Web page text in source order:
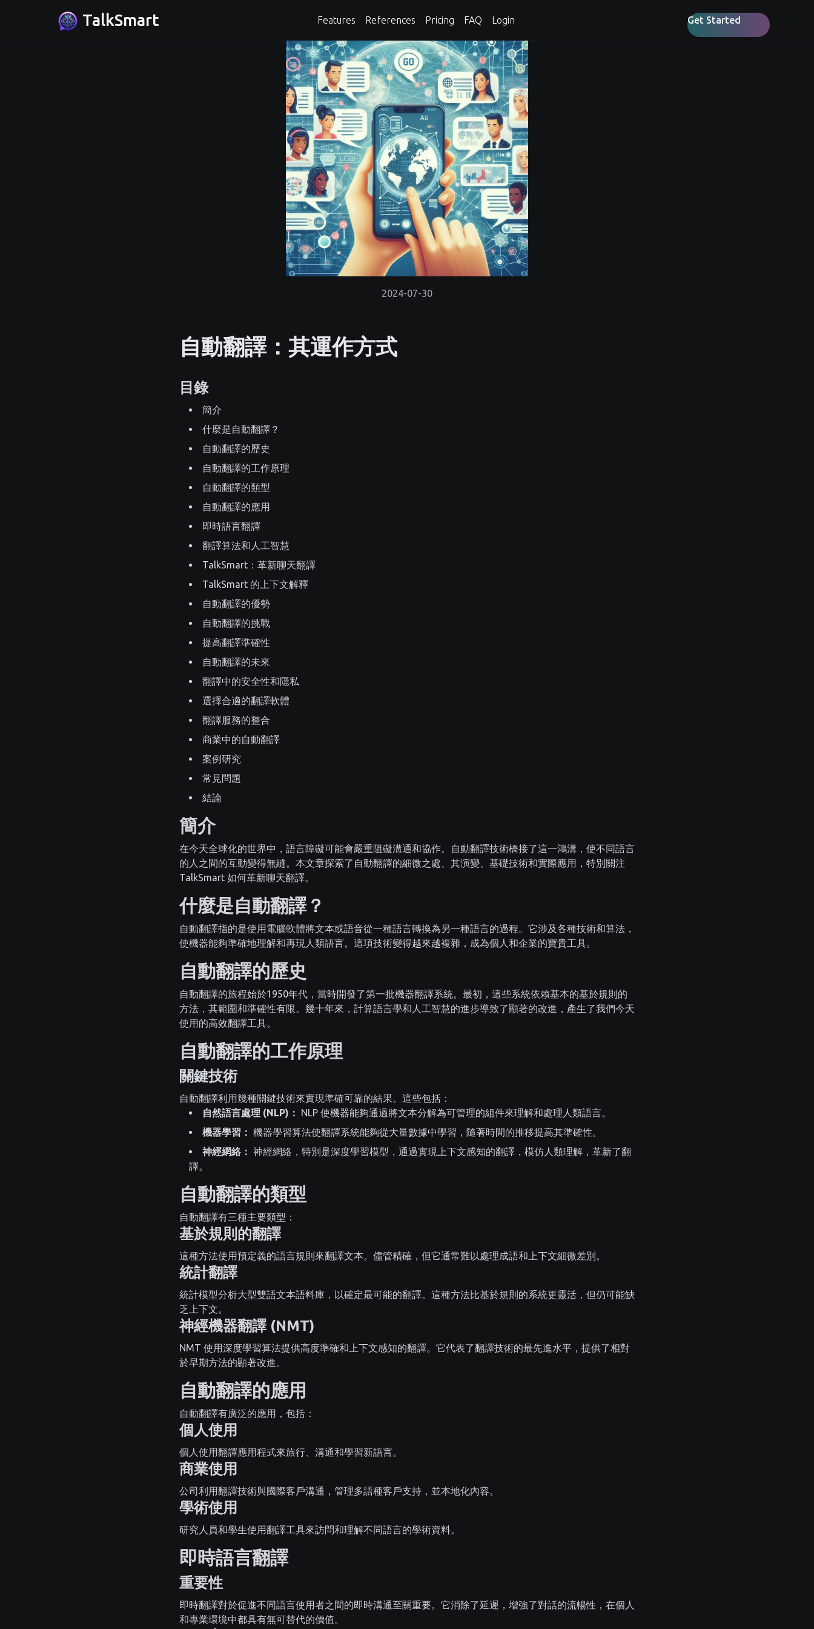
TalkSmart Features References Pricing FAQ Login Get Started
2024-07-30
自動翻譯：其運作方式
目錄
簡介
什麼是自動翻譯？
自動翻譯的歷史
自動翻譯的工作原理
自動翻譯的類型
自動翻譯的應用
即時語言翻譯
翻譯算法和人工智慧
TalkSmart：革新聊天翻譯
TalkSmart 的上下文解釋
自動翻譯的優勢
自動翻譯的挑戰
提高翻譯準確性
自動翻譯的未來
翻譯中的安全性和隱私
選擇合適的翻譯軟體
翻譯服務的整合
商業中的自動翻譯
案例研究
常見問題
結論
簡介
在今天全球化的世界中，語言障礙可能會嚴重阻礙溝通和協作。自動翻譯技術橋接了這一鴻溝，使不同語言
的人之間的互動變得無縫。本文章探索了自動翻譯的細微之處、其演變、基礎技術和實際應用，特別關注
TalkSmart 如何革新聊天翻譯。
什麼是自動翻譯？
自動翻譯指的是使用電腦軟體將文本或語音從一種語言轉換為另一種語言的過程。它涉及各種技術和算法，
使機器能夠準確地理解和再現人類語言。這項技術變得越來越複雜，成為個人和企業的寶貴工具。
自動翻譯的歷史
自動翻譯的旅程始於1950年代，當時開發了第一批機器翻譯系統。最初，這些系統依賴基本的基於規則的
方法，其範圍和準確性有限。幾十年來，計算語言學和人工智慧的進步導致了顯著的改進，產生了我們今天
使用的高效翻譯工具。
自動翻譯的工作原理
關鍵技術
自動翻譯利用幾種關鍵技術來實現準確可靠的結果。這些包括：
自然語言處理 (NLP)：
NLP 使機器能夠通過將文本分解為可管理的組件來理解和處理人類語言。
機器學習： 機器學習算法使翻譯系統能夠從大量數據中學習，隨著時間的推移提高其準確性。
神經網絡： 神經網絡，特別是深度學習模型，通過實現上下文感知的翻譯，模仿人類理解，革新了翻
譯。
自動翻譯的類型
自動翻譯有三種主要類型：
基於規則的翻譯
這種方法使用預定義的語言規則來翻譯文本。儘管精確，但它通常難以處理成語和上下文細微差別。
統計翻譯
統計模型分析大型雙語文本語料庫，以確定最可能的翻譯。這種方法比基於規則的系統更靈活，但仍可能缺
乏上下文。
神經機器翻譯 (NMT)
NMT 使用深度學習算法提供高度準確和上下文感知的翻譯。它代表了翻譯技術的最先進水平，提供了相對
於早期方法的顯著改進。
自動翻譯的應用
自動翻譯有廣泛的應用，包括：
個人使用
個人使用翻譯應用程式來旅行、溝通和學習新語言。
商業使用
公司利用翻譯技術與國際客戶溝通，管理多語種客戶支持，並本地化內容。
學術使用
研究人員和學生使用翻譯工具來訪問和理解不同語言的學術資料。
即時語言翻譯
重要性
即時翻譯對於促進不同語言使用者之間的即時溝通至關重要。它消除了延遲，增強了對話的流暢性，在個人
和專業環境中都具有無可替代的價值。